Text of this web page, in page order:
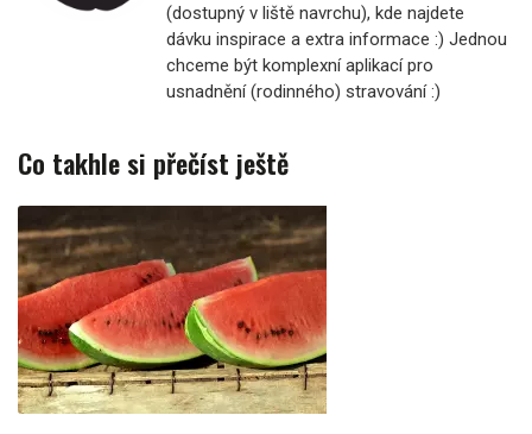
(dostupný v liště navrchu), kde najdete
dávku inspirace a extra informace :) Jednou
chceme být komplexní aplikací pro
usnadnění (rodinného) stravování :)
Co takhle si přečíst ještě